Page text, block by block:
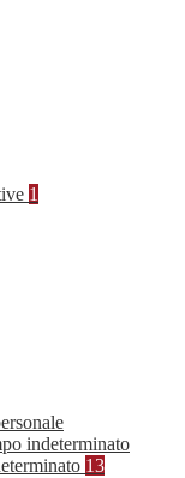
1
indeterminato
13